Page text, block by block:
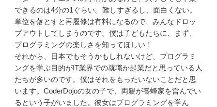
できるのは4分の1ぐらい。難しすぎるし、面白くない。
単位を落とすと再履修は有料になるので、みんなドロッ
プアウトしてしまうのです。僕は子どもたちに、まず、
プログラミングの楽しさを知ってほしい！
それから、日本でもそうかもしれないけど、プログラミ
ングを学ぶ目的がIT業界での就職か起業だと思っている人
たちが多いのです。僕はそれをもったいないことだと思
います。CoderDojoの女の子で、両親が養蜂家を営んでい
るという子がいました。彼女はプログラミングを学ん